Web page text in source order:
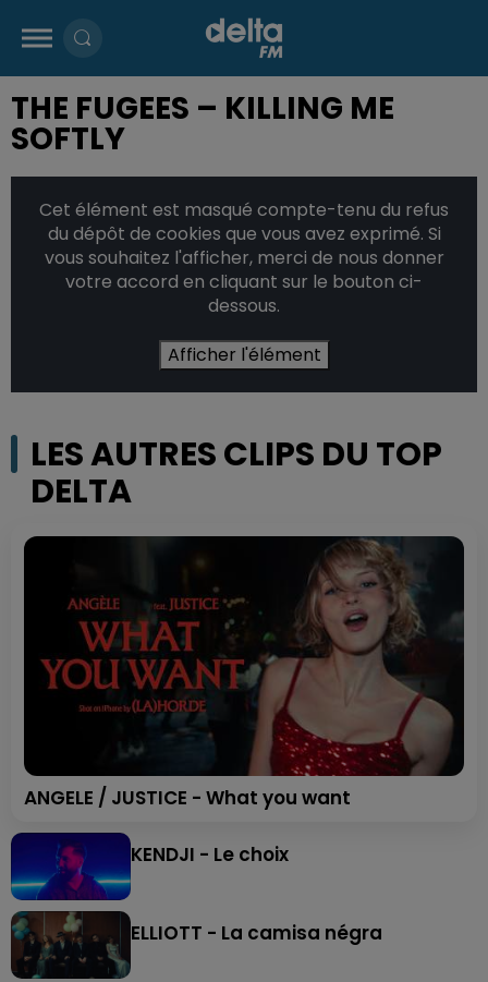
THE FUGEES – KILLING ME
SOFTLY
Cet élément est masqué compte-tenu du refus
du dépôt de cookies que vous avez exprimé. Si
vous souhaitez l'afficher, merci de nous donner
votre accord en cliquant sur le bouton ci-
dessous.
Afficher l'élément
LES AUTRES CLIPS DU TOP
DELTA
ANGELE / JUSTICE - What you want
KENDJI - Le choix
ELLIOTT - La camisa négra